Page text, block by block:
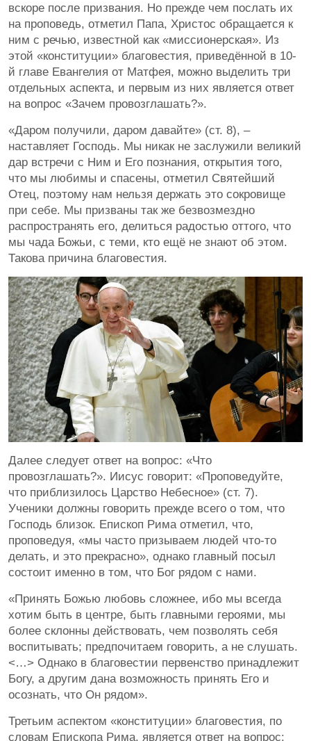
вскоре после призвания. Но прежде чем послать их
на проповедь, отметил Папа, Христос обращается к
ним с речью, известной как «миссионерская». Из
этой «конституции» благовестия, приведённой в 10-
й главе Евангелия от Матфея, можно выделить три
отдельных аспекта, и первым из них является ответ
на вопрос «Зачем провозглашать?».
«Даром получили, даром давайте» (ст. 8), –
наставляет Господь. Мы никак не заслужили великий
дар встречи с Ним и Его познания, открытия того,
что мы любимы и спасены, отметил Святейший
Отец, поэтому нам нельзя держать это сокровище
при себе. Мы призваны так же безвозмездно
распространять его, делиться радостью оттого, что
мы чада Божьи, с теми, кто ещё не знают об этом.
Такова причина благовестия.
Далее следует ответ на вопрос: «Что
провозглашать?». Иисус говорит: «Проповедуйте,
что приблизилось Царство Небесное» (ст. 7).
Ученики должны говорить прежде всего о том, что
Господь близок. Епископ Рима отметил, что,
проповедуя, «мы часто призываем людей что-то
делать, и это прекрасно», однако главный посыл
состоит именно в том, что Бог рядом с нами.
«Принять Божью любовь сложнее, ибо мы всегда
хотим быть в центре, быть главными героями, мы
более склонны действовать, чем позволять себя
воспитывать; предпочитаем говорить, а не слушать.
<…> Однако в благовестии первенство принадлежит
Богу, а другим дана возможность принять Его и
осознать, что Он рядом».
Третьим аспектом «конституции» благовестия, по
словам Епископа Рима, является ответ на вопрос: